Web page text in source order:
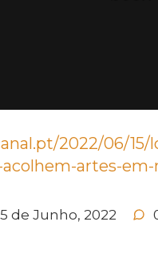
2022/06/
artes-
de Junho, 2022